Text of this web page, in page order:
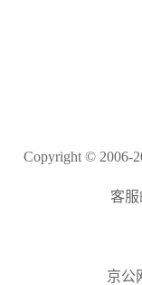
Copyright © 2006-
客服
京公